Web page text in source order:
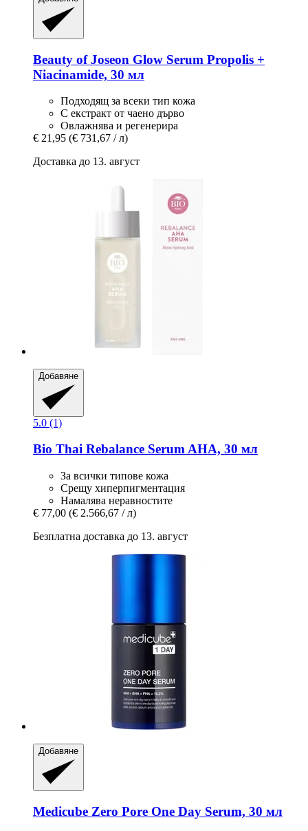
Beauty of Joseon Glow Serum Propolis +
Niacinamide, 30 мл
Подходящ за всеки тип кожа
С екстракт от чаено дърво
Овлажнява и регенерира
€ 21,95 (€ 731,67 / л)
Доставка до 13. август
Добавяне
5.0 (1)
Bio Thai Rebalance Serum AHA, 30 мл
За всички типове кожа
Срещу хиперпигментация
Намалява неравностите
€ 77,00 (€ 2.566,67 / л)
Безплатна доставка до 13. август
Добавяне
Medicube Zero Pore One Day Serum, 30 мл